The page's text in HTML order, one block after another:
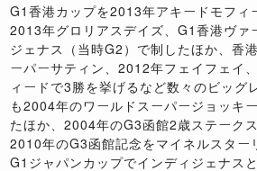
G1香港カップを2013年アキードモフィ
2013年グロリアスデイズ、G1香港ヴァ
ジェナス（当時G2）で制したほか、香
ーパーサティン、2012年フェイフェイ
ィードで3勝を挙げるなど数々のビッグ
も2004年のワールドスーパージョッキ
たほか、2004年のG3函館2歳ステーク
2010年のG3函館記念をマイネルスター
G1ジャパンカップでインディジェナス